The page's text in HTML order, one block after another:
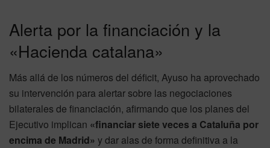
Alerta por la financiación y la
«Hacienda catalana»
Más allá de los números del déficit, Ayuso ha aprovechado
su intervención para alertar sobre las negociaciones
bilaterales de financiación, afirmando que los planes del
Ejecutivo implican «financiar siete veces a Cataluña por
encima de Madrid» y dar alas de forma definitiva a la